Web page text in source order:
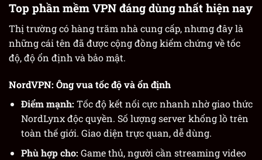
Top phần mềm VPN đáng dùng nhất hiện nay
Thị trường có hàng trăm nhà cung cấp, nhưng đây là
những cái tên đã được cộng đồng kiểm chứng về tốc
độ, độ ổn định và bảo mật.
NordVPN: Ông vua tốc độ và ổn định
Điểm mạnh: Tốc độ kết nối cực nhanh nhờ giao thức
NordLynx độc quyền. Số lượng server khổng lồ trên
toàn thế giới. Giao diện trực quan, dễ dùng.
Phù hợp cho: Game thủ, người cần streaming video